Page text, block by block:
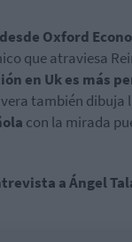
Oxford
que atraviesa
en Uk es más
también dibuja
con la mirada
a Ángel